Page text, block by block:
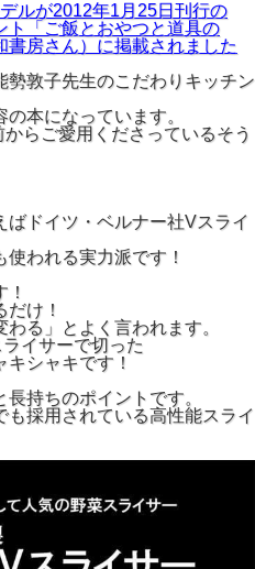
ルが2012年1月25日刊行の
ト「ご飯とおやつと道具の
房さん）に掲載されました
敦子先生のこだわりキッチン
本になっています。
らご愛用くださっているそう
ドイツ・ベルナー社Vスライ
われる実力派です！
け！
わる」とよく言われます。
イサーで切った
シャキです！
持ちのポイントです。
採用されている高性能スライ